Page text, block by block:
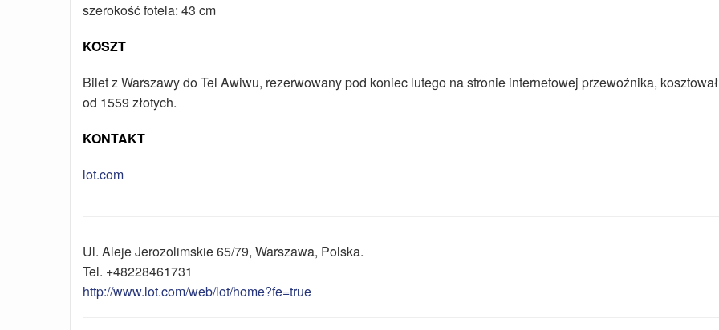
szerokość fotela: 43 cm
KOSZT
Bilet z Warszawy do Tel Awiwu, rezerwowany pod koniec lutego na stronie internetowej przewoźnika, kosztował
od 1559 złotych.
KONTAKT
lot.com
Ul. Aleje Jerozolimskie 65/79, Warszawa, Polska.
Tel. +48228461731
http://www.lot.com/web/lot/home?fe=true